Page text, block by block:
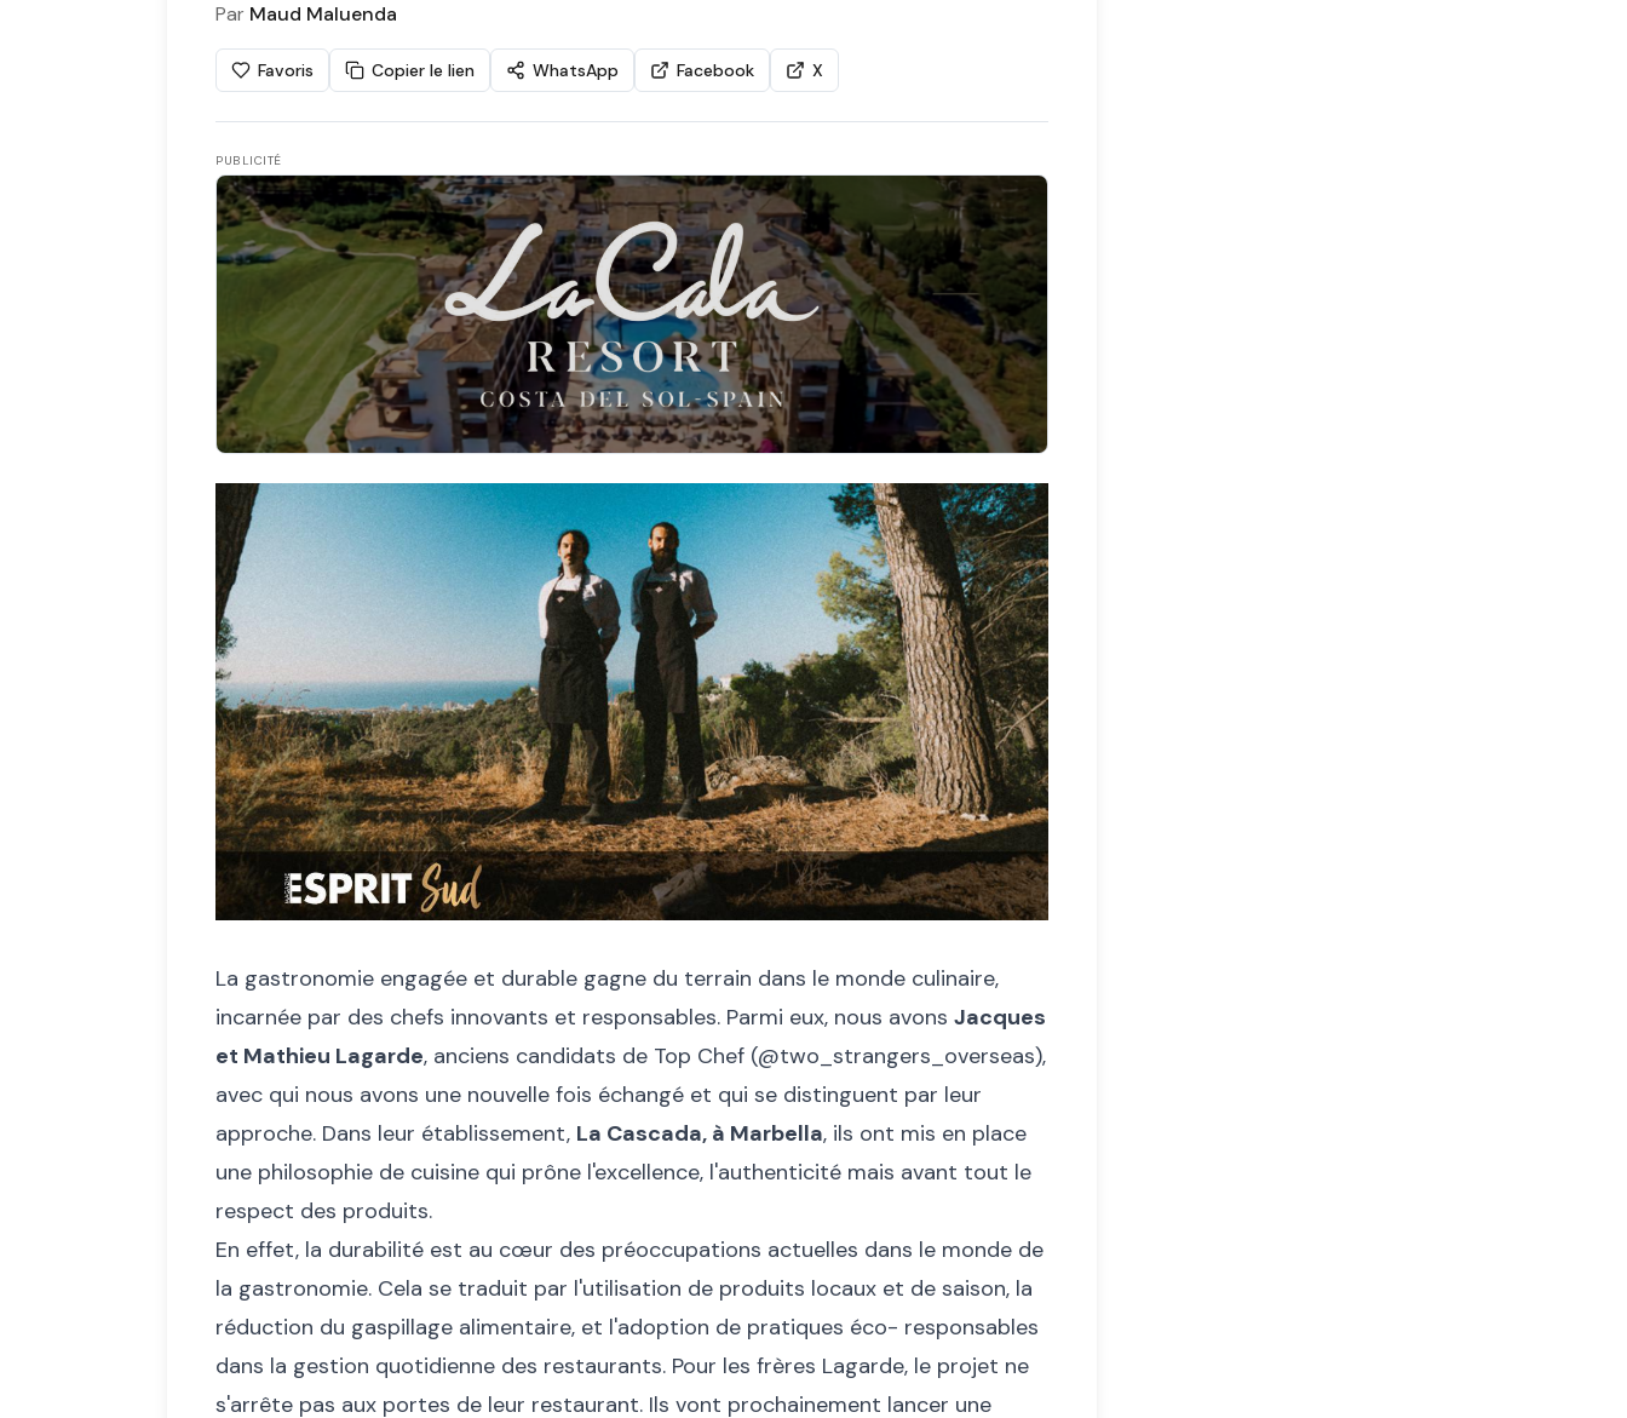
Par Maud Maluenda
Favoris Copier le lien WhatsApp Facebook X
PUBLICITÉ
La gastronomie engagée et durable gagne du terrain dans le monde culinaire,
incarnée par des chefs innovants et responsables. Parmi eux, nous avons Jacques
et Mathieu Lagarde, anciens candidats de Top Chef (@two_strangers_overseas),
avec qui nous avons une nouvelle fois échangé et qui se distinguent par leur
approche. Dans leur établissement, La Cascada, à Marbella, ils ont mis en place
une philosophie de cuisine qui prône l'excellence, l'authenticité mais avant tout le
respect des produits.
En effet, la durabilité est au cœur des préoccupations actuelles dans le monde de
la gastronomie. Cela se traduit par l'utilisation de produits locaux et de saison, la
réduction du gaspillage alimentaire, et l'adoption de pratiques éco- responsables
dans la gestion quotidienne des restaurants. Pour les frères Lagarde, le projet ne
s'arrête pas aux portes de leur restaurant. Ils vont prochainement lancer une